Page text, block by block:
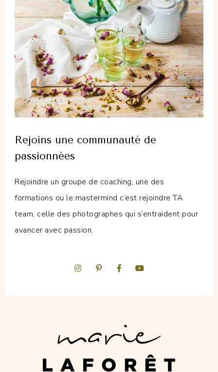
Rejoins une communauté de
passionnées
Rejoindre un groupe de coaching, une des
formations ou le mastermind c’est rejoindre TA
team, celle des photographes qui s’entraident pour
avancer avec passion.